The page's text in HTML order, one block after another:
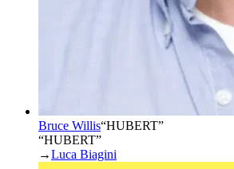
Bruce Willis“HUBERT”
“HUBERT”
→Luca Biagini